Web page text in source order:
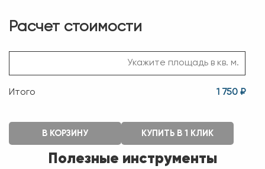
Расчет стоимости
Итого 1 750 ₽
В КОРЗИНУ КУПИТЬ В 1 КЛИК
Полезные инструменты